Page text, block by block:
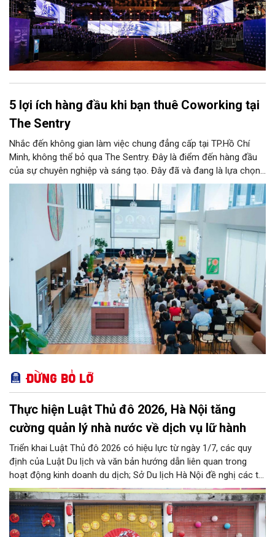
5 lợi ích hàng đầu khi bạn thuê Coworking tại
The Sentry
Nhắc đến không gian làm việc chung đẳng cấp tại TP.Hồ Chí
Minh, không thể bỏ qua The Sentry. Đây là điểm đến hàng đầu
của sự chuyên nghiệp và sáng tạo. Đây đã và đang là lựa chọn
ưu tiên của đông đảo doanh nghiệp cũng như cá nhân khi tìm
kiếm một văn phòng làm việc chuẩn mực giữa lòng thành phố
sôi động bậc nhất cả nước này.
Đừng bỏ lỡ
Thực hiện Luật Thủ đô 2026, Hà Nội tăng
cường quản lý nhà nước về dịch vụ lữ hành
Triển khai Luật Thủ đô 2026 có hiệu lực từ ngày 1/7, các quy
định của Luật Du lịch và văn bản hướng dẫn liên quan trong
hoạt động kinh doanh du dịch; Sở Du lịch Hà Nội đề nghị các tổ
chức, đơn vị, doanh nghiệp kinh doanh dịch vụ lữ hành trên địa
bàn thành phố thực hiện một số nội dung quan trọng. Qua đó
góp phần thực hiện thắng lợi các mục tiêu phát triển du lịch Hà
Nội năm 2026 và giai đoạn tiếp theo.